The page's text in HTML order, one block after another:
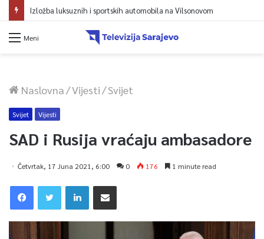
Izložba luksuznih i sportskih automobila na Vilsonovom
Meni
Naslovna/Vijesti/Svijet
Svijet Vijesti
SAD i Rusija vraćaju ambasadore
Četvrtak, 17 Juna 2021, 6:00 0 176 1 minute read